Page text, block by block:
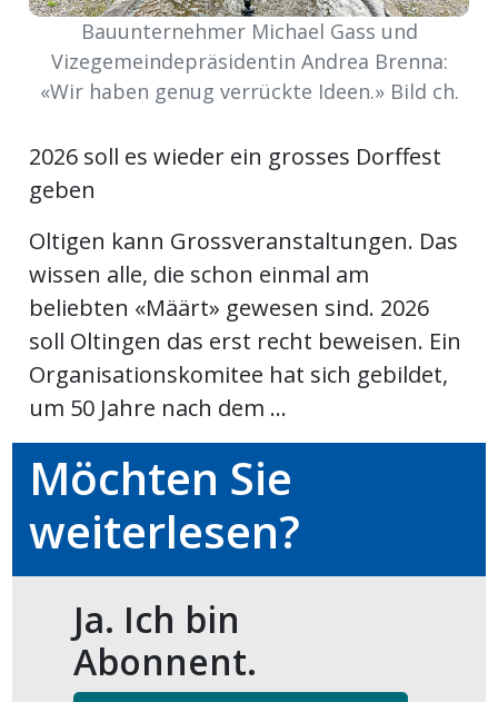
Bauunternehmer Michael Gass und
Vizegemeindepräsidentin Andrea Brenna:
«Wir haben genug verrückte Ideen.» Bild ch.
2026 soll es wieder ein grosses Dorffest
geben
Oltigen kann Grossveranstaltungen. Das
wissen alle, die schon einmal am
beliebten «Määrt» gewesen sind. 2026
soll Oltingen das erst recht beweisen. Ein
Organisationskomitee hat sich gebildet,
um 50 Jahre nach dem ...
Möchten Sie
weiterlesen?
Ja. Ich bin
Abonnent.